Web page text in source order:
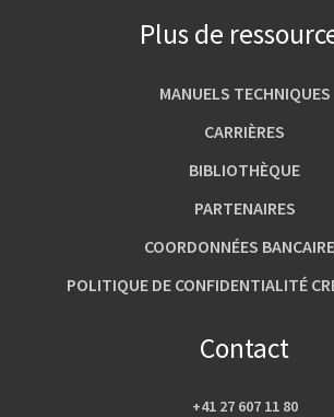
Plus de
MANUELS TECHNIQUES
CARRIÈRES
BIBLIOTHÈQUE
PARTENAIRES
COORDONNÉES
POLITIQUE DE CONFIDENTIALITÉ
Contact
+41 27 607 11 80